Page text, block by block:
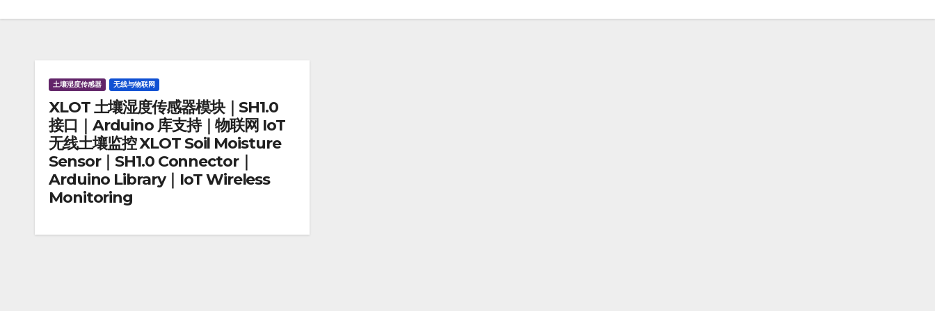
土壤湿度传感器 无线与物联网
XLOT 土壤湿度传感器模块｜SH1.0
接口｜Arduino 库支持｜物联网 IoT
无线土壤监控 XLOT Soil Moisture
Sensor｜SH1.0 Connector｜
Arduino Library｜IoT Wireless
Monitoring